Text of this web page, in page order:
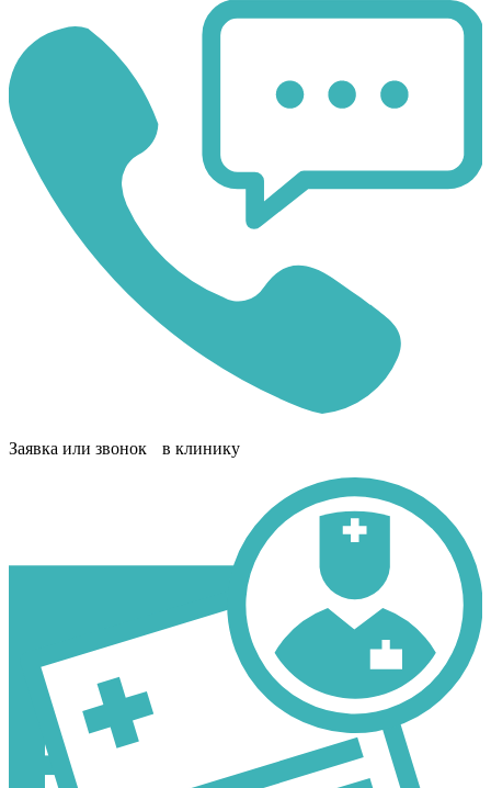
Заявка или звонок в клинику